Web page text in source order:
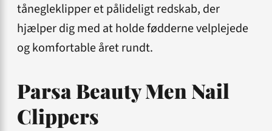
tånegleklipper et pålideligt redskab, der
hjælper dig med at holde fødderne velplejede
og komfortable året rundt.
Parsa Beauty Men Nail
Clippers